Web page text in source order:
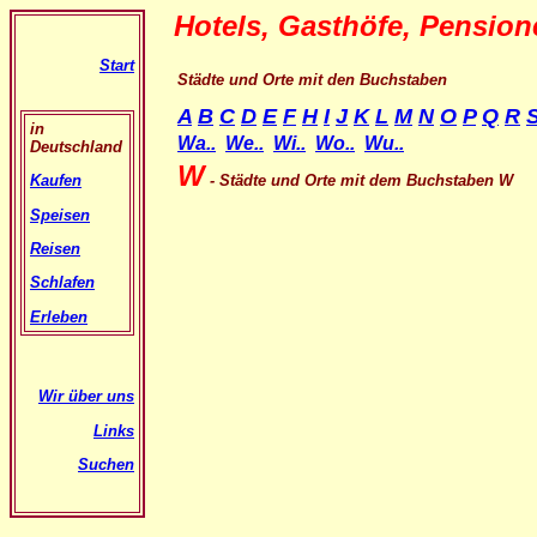
Start
in
Deutschland
Kaufen
Speisen
Reisen
Schlafen
Erleben
Wir über uns
Links
Suchen
Hotels, Gasthöfe,
Städte und Orte mit den Buchstaben
A B C D E F H I J K L M N O P Q R
Wa.. We.. Wi.. Wo.. Wu..
W - Städte und Orte mit dem Buchstaben W